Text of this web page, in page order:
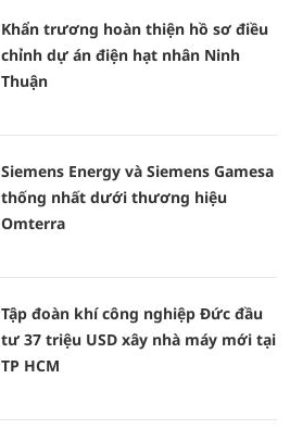
Khẩn trương hoàn thiện hồ sơ điều
chỉnh dự án điện hạt nhân Ninh
Thuận
Siemens Energy và Siemens Gamesa
thống nhất dưới thương hiệu
Omterra
Tập đoàn khí công nghiệp Đức đầu
tư 37 triệu USD xây nhà máy mới tại
TP HCM